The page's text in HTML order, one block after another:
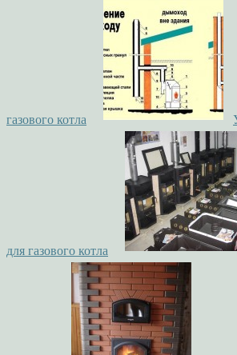
газового котла
для газового котла